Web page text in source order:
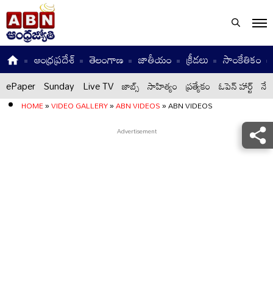
ఆంధ్రప్రదేశ్ తెలంగాణ జాతీయం క్రీడలు సాంకేతికం
ePaper Sunday Live TV జాబ్స్ సాహిత్యం ప్రత్యేకం ఓపెన్ హార్ట్
HOME»VIDEO GALLERY»ABN VIDEOS»ABN VIDEOS